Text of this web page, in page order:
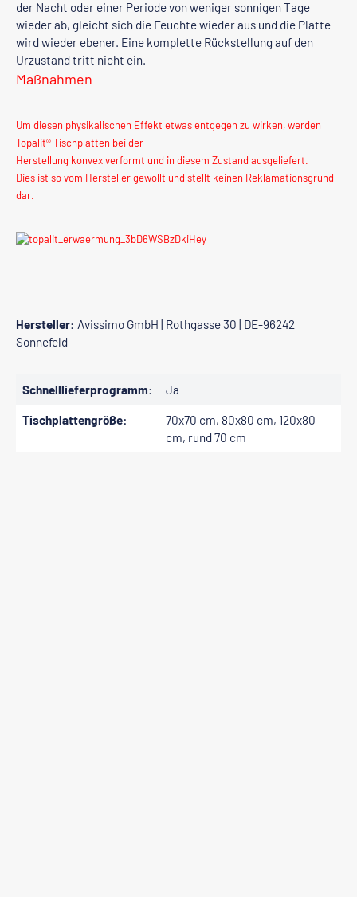
der Nacht oder einer Periode von weniger sonnigen Tage
wieder ab, gleicht sich die Feuchte wieder aus und die Platte
wird wieder ebener. Eine komplette Rückstellung auf den
Urzustand tritt nicht ein.
Maßnahmen
Um diesen physikalischen Effekt etwas entgegen zu wirken, werden
Topalit® Tischplatten bei der
Herstellung konvex verformt und in diesem Zustand ausgeliefert.
Dies ist so vom Hersteller gewollt und stellt keinen Reklamationsgrund
dar.
Hersteller: Avissimo GmbH | Rothgasse 30 | DE-96242
Sonnefeld
Schnelllieferprogramm: Ja
Tischplattengröße:
70x70 cm, 80x80 cm, 120x80
cm, rund 70 cm